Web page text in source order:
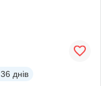
36 днів